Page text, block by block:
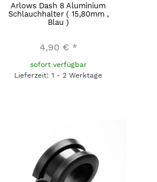
Arlows Dash 8 Aluminium
Schlauchhalter ( 15,80mm ,
Blau )
4,90 € *
sofort verfügbar
Lieferzeit: 1 - 2 Werktage